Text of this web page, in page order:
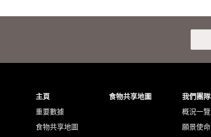
主頁
重要數據
食物共享地圖
食物共享地圖
我們團隊
概況一覽
願景使命